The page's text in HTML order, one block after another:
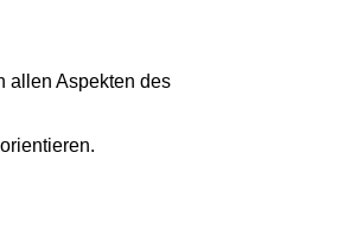
allen Aspekten des